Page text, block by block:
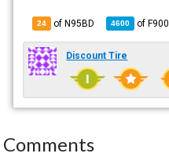
24 of N95BD 4600 ofF900
Discount Tire
Comments